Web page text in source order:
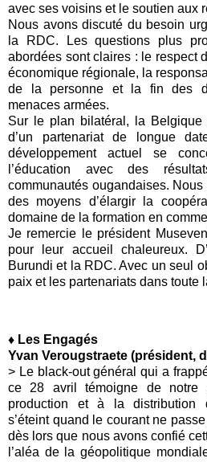
avec ses voisins et le soutien aux
Nous avons discuté du besoin
la RDC. Les questions plus
abordées sont claires : le respect
économique régionale, la
de la personne et la fin des
menaces armées.
Sur le plan bilatéral, la Belgique
d’un partenariat de longue
développement actuel se
l’éducation avec des
communautés ougandaises.
des moyens d’élargir la
domaine de la formation en
Je remercie le président
pour leur accueil chaleureux.
Burundi et la RDC. Avec un seul
paix et les partenariats dans toute
♦ Les Engagés
Yvan Verougstraete (président,
> Le black-out général qui a
ce 28 avril témoigne de notre
production et à la distribution
s’éteint quand le courant ne
dès lors que nous avons confié
l’aléa de la géopolitique